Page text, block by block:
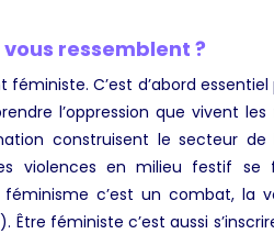
ressemblent ?
C’est d’abord essentiel
l’oppression que vivent
construisent le secteur de
violences en milieu festif
c’est un combat, la
féministe c’est aussi